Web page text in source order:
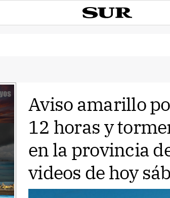
Aviso amarillo
12 horas y
en la provincia
videos de hoy